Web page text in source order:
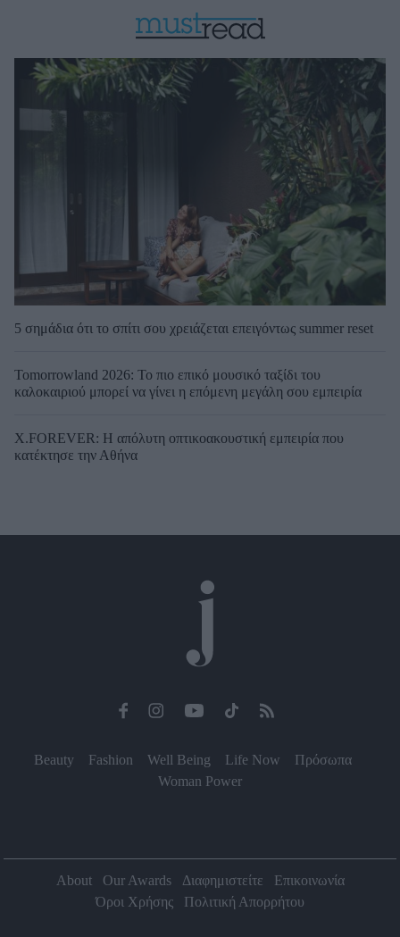
5 σημάδια ότι το σπίτι σου χρειάζεται επειγόντως summer reset
Tomorrowland 2026: Το πιο επικό μουσικό ταξίδι του
καλοκαιριού μπορεί να γίνει η επόμενη μεγάλη σου εμπειρία
X.FOREVER: Η απόλυτη οπτικοακουστική εμπειρία που
κατέκτησε την Αθήνα
Beauty Fashion Well Being Life Now
Πρόσωπα
Woman Power
About Our Awards Διαφημιστείτε
Επικοινωνία
Όροι Χρήσης
Πολιτική Απορρήτου